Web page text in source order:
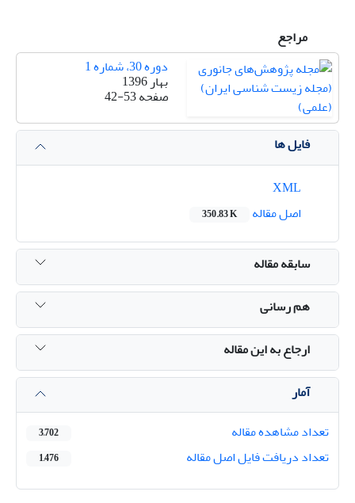
مراجع
دوره 30، شماره 1
بهار 1396
صفحه42-53
فایل ها
اصل مقاله
350.83 K
سابقه مقاله
هم رسانی
ارجاع به این مقاله
آمار
تعداد مشاهده مقاله
3,702
تعداد دریافت فایل اصل مقاله 1,476